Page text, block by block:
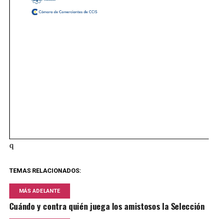
q
TEMAS RELACIONADOS:
MÁS ADELANTE
Cuándo y contra quién juega los amistosos la Selección